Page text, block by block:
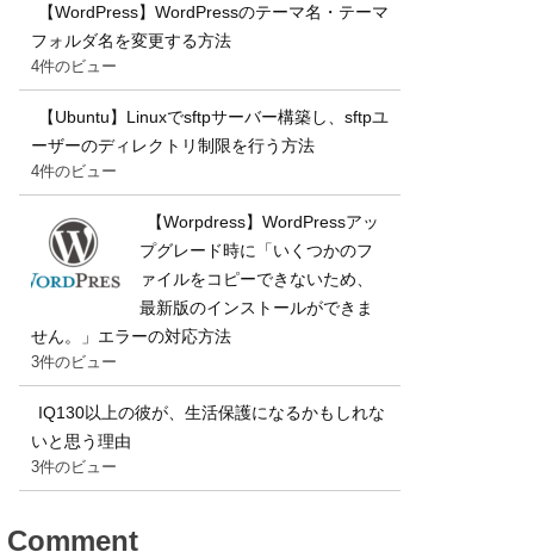
【WordPress】WordPressのテーマ名・テーマ
フォルダ名を変更する方法
4件のビュー
【Ubuntu】Linuxでsftpサーバー構築し、sftpユ
ーザーのディレクトリ制限を行う方法
4件のビュー
【Worpdress】WordPressアッ
プグレード時に「いくつかのフ
ァイルをコピーできないため、
最新版のインストールができま
せん。」エラーの対応方法
3件のビュー
IQ130以上の彼が、生活保護になるかもしれな
いと思う理由
3件のビュー
Comment